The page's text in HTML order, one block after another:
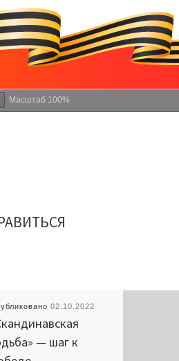
Масштаб 100%
02.10.2022
— шаг к